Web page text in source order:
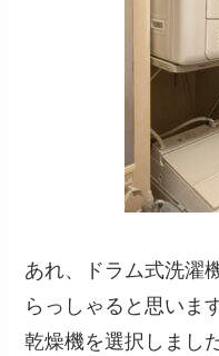
あれ、ドラム式洗濯
らっしゃると思いま
乾燥機を選択しました